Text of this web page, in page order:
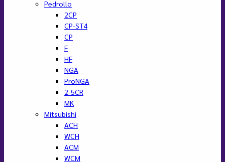
Pedrollo
2CP
CP-ST4
CP
F
HF
NGA
ProNGA
2-5CR
MK
Mitsubishi
ACH
WCH
ACM
WCM